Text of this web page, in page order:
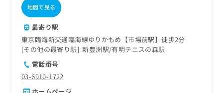
地図で見る
最寄り駅
東京臨海新交通臨海線ゆりかもめ【市場前駅】徒歩2分
その他の最寄り駅
新豊洲駅 有明テニスの森駅
電話番号
03-6910-1722